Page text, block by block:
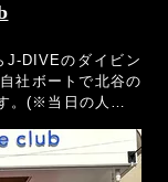
DIVEのダイビン
社ボートで北谷の
。(※当日の人数の
ランクダイバーに
ショップですが那